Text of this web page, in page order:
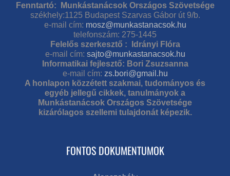
Fenntartó: Munkástanácsok Országos Szövetsége
székhely:1125 Budapest Szarvas Gábor út 9/b.
e-mail cím: mosz@munkastanacsok.hu
telefonszám: 275-1445
Felelős szerkesztő : Idrányi Flóra
e-mail cím: sajto@munkastanacsok.hu
Informatikai fejlesztő: Bori Zsuzsanna
e-mail cím: zs.bori@gmail.hu
A honlapon közzétett szakmai, tudományos és
egyéb jellegű cikkek, tanulmányok a
Munkástanácsok Országos Szövetsége
kizárólagos szellemi tulajdonát képezik.
FONTOS DOKUMENTUMOK